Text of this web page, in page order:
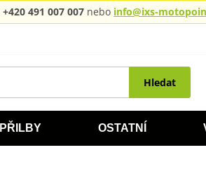
+420 491 007 007 nebo info@ixs-
Hledat
PŘILBY OSTATNÍ